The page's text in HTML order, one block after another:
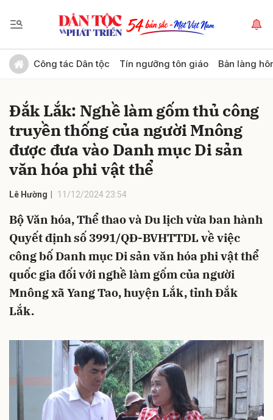
Công tác Dân tộc Tín ngưỡng tôn giáo Bản làng
Đắk Lắk: Nghề làm gốm thủ công
truyền thống của người Mnông
được đưa vào Danh mục Di sản
văn hóa phi vật thể
Lê Hường 11/12/2024 23:54
Bộ Văn hóa, Thể thao và Du lịch vừa ban hành
Quyết định số 3991/QĐ-BVHTTDL về việc
công bố Danh mục Di sản văn hóa phi vật thể
quốc gia đối với nghề làm gốm của người
Mnông xã Yang Tao, huyện Lắk, tỉnh Đắk
Lắk.
Gửi bình luận